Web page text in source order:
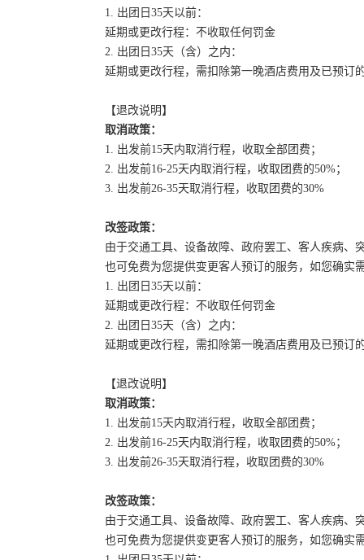
1. 出团日35天以前：
延期或更改行程：不收取任何罚金
2. 出团日35天（含）之内：
延期或更改行程，需扣除第一晚酒店费用及已预订
【退改说明】
取消政策：
1. 出发前15天内取消行程，收取全部团费；
2. 出发前16-25天内取消行程，收取团费的50%；
3. 出发前26-35天取消行程，收取团费的30%
改签政策：
由于交通工具、设备故障、政府罢工、客人疾病、
也可免费为您提供变更客人预订的服务，如您确
1. 出团日35天以前：
延期或更改行程：不收取任何罚金
2. 出团日35天（含）之内：
延期或更改行程，需扣除第一晚酒店费用及已预订
【退改说明】
取消政策：
1. 出发前15天内取消行程，收取全部团费；
2. 出发前16-25天内取消行程，收取团费的50%；
3. 出发前26-35天取消行程，收取团费的30%
改签政策：
由于交通工具、设备故障、政府罢工、客人疾病、
也可免费为您提供变更客人预订的服务，如您确